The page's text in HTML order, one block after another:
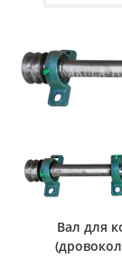
Вал для